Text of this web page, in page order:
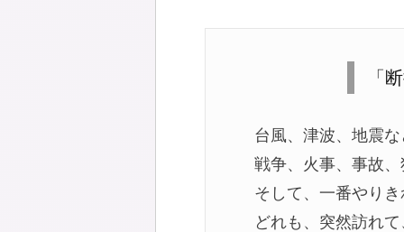
「
台風、津波、地震
戦争、火事、事故
そして、一番やり
どれも、突然訪れ